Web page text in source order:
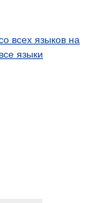
всех языков на
все языки